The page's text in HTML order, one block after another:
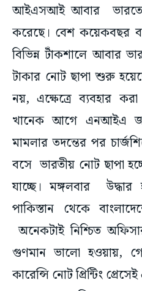
আইএসআই আবার ভারতে
করেছে। বেশ কয়েকবছর
বিভিন্ন টাঁকশালে আবার
টাকার নোট ছাপা শুরু
নয়, এক্ষেত্রে ব্যবহার
খানেক আগে এনআইএ
মামলার তদন্তের পর
বসে ভারতীয় নোট ছাপা
যাচ্ছে। মঙ্গলবার
পাকিস্তান থেকে
অনেকটাই নিশ্চিত
গুণমান ভালো হওয়ায়,
কারেন্সি নোট প্রিন্টিং